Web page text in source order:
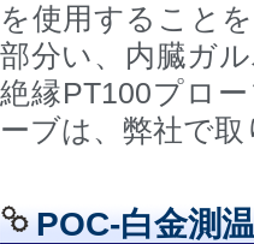
を使用すること
部分い、内臓ガ
絶縁PT100プロ
ーブは、弊社で
POC-白金測